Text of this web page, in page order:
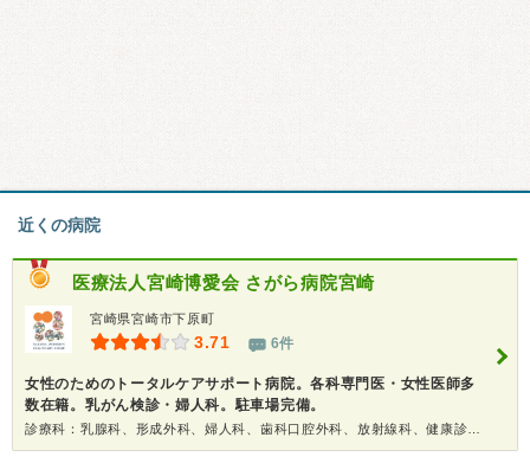
近くの病院
医療法人宮崎博愛会 さがら病院宮崎
宮崎県宮崎市下原町
3.71 6件
女性のためのトータルケアサポート病院。各科専門医・女性医師多
数在籍。乳がん検診・婦人科。駐車場完備。